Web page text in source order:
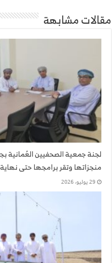
مقالات مشابهة
لجنة جمعية الصحفيين العُمانية
منجزاتها وتقر برامجها حتى
29 يوليو، 2026